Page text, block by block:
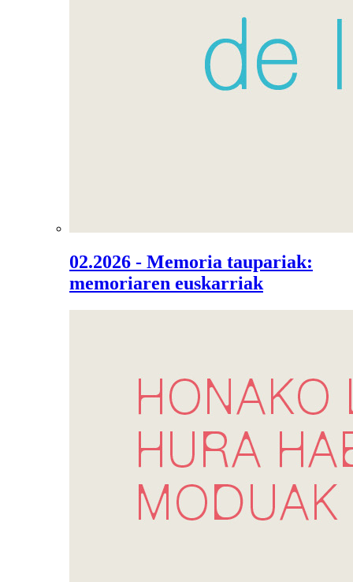
02.2026 - Memoria taupariak:
memoriaren euskarriak